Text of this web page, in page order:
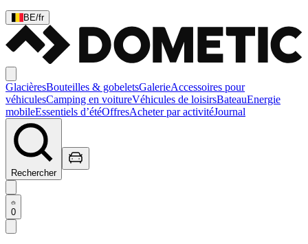
BE/fr
GlacièresBouteilles & gobeletsGalerieAccessoires pour
véhiculesCamping en voitureVéhicules de loisirsBateauEnergie
mobileEssentiels d’étéOffresAcheter par activitéJournal
Rechercher
0